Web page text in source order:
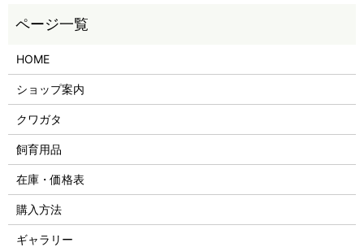
HOME
ショップ案内
クワガタ
飼育用品
在庫・価格表
購入方法
ギャラリー